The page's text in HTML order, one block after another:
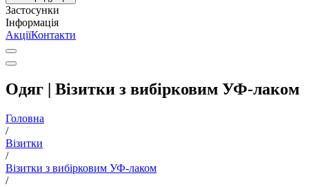
Застосунки
Інформація
АкціїКонтакти
Одяг | Візитки з вибірковим УФ-лаком
Головна
/
Візитки
/
Візитки з вибірковим УФ-лаком
/